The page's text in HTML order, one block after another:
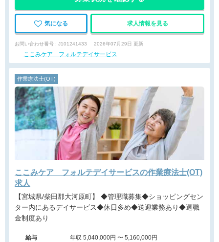
気になる 求人情報を見る
お問い合わせ番号 : J101241433 2026年07月29日 更新
ここみケア フォルテデイサービス
作業療法士(OT)
ここみケア フォルテデイサービスの作業療法士(OT)
求人
【宮城県/柴田郡大河原町】 ◆管理職募集◆ショッピングセン
ター内にあるデイサービス◆休日多め◆送迎業務あり◆退職
金制度あり
給与
年収 5,040,000円 〜 5,160,000円